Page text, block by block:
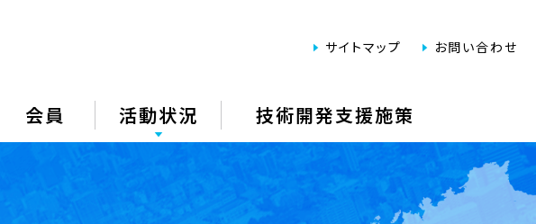
サイトマップ お問い合わせ
会員 活動状況 技術開発支援施策